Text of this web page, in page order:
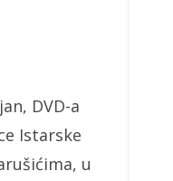
DVD-a
Istarske
u